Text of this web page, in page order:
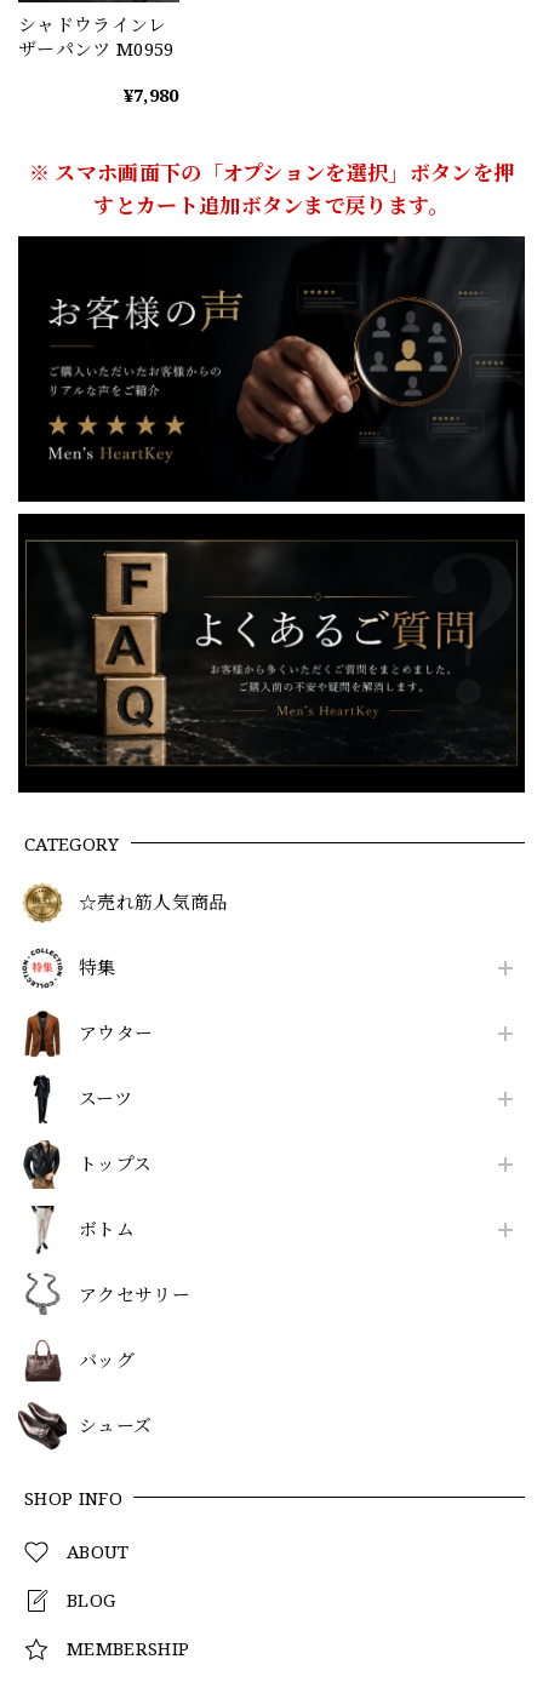
CATEGORY
☆売れ筋人気商品
特集
アウター
スーツ
トップス
ボトム
アクセサリー
バッグ
シューズ
SHOP INFO
ABOUT
BLOG
MEMBERSHIP
シャドウラインレ
ザーパンツ M0959
¥7,980
※ スマホ画面下の「オプションを選択」ボタンを押
すとカート追加ボタンまで戻ります。